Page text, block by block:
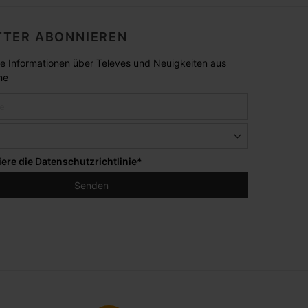
ABONNIEREN
Informationen über Televes und Neuigkeiten aus
die Datenschutzrichtlinie*